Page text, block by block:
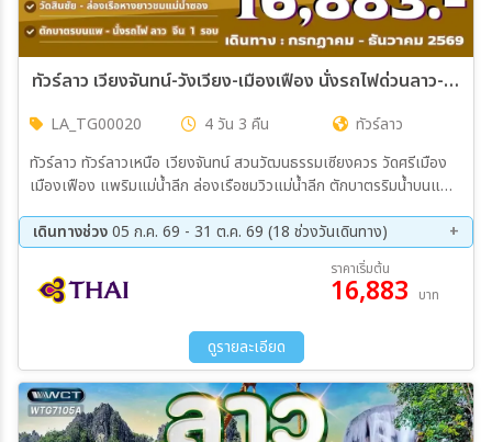
ทัวร์ลาว เวียงจันทน์-วังเวียง-เมืองเฟือง นั่งรถไฟด่วนลาว-จีน 4 วัน 3 คืน (TG)
LA_TG00020 4 วัน 3 คืน
ทัวร์ลาว
ทัวร์ลาว ทัวร์ลาวเหนือ เวียงจันทน์ สวนวัฒนธรรมเซียงควร วัดศรีเมือง
เมืองเฟือง แพริมแม่น้ำลีก ล่องเรือชมวิวแม่น้ำลีก ตักบาตรริมน้ำบนแพ
เดินวังเวียง ล่องเรือหางยาวชมแม่น้ำซอง ถ้ำนางฟ้า นั่งรถไฟด่วนลาว-จีน
EMU ประตูชัย ถนนคนเดินริมโขงเวียงจันทน์ พระธาตุหลวงเวียงจันทน์
หอพระแก้ว วัดสีสะเกด
เดินทางช่วง05 ก.ค. 69 - 31 ต.ค. 69 (18 ช่วงวันเดินทาง)
19 ส.ค. 69 - 22 ส.ค. 69
26 ส.ค. 69 - 29 ส.ค. 69
01 ก.ย. 69 - 04 ก.ย. 69
09 ก.ย. 69 - 12 ก.ย. 69
21 ก.ย. 69 - 24 ก.ย. 69
04 ต.ค. 69 - 07 ต.ค. 69
21 ต.ค. 69 - 24 ต.ค. 69
28 ต.ค. 69 - 31 ต.ค. 69
04 พ.ย. 69 - 07 พ.ย. 69
15 พ.ย. 69 - 18 พ.ย. 69
25 พ.ย. 69 - 28 พ.ย. 69
02 ธ.ค. 69 - 05 ธ.ค. 69
09 ธ.ค. 69 - 12 ธ.ค. 69
ราคาเริ่มต้น
16,883 บาท
ดูรายละเอียด